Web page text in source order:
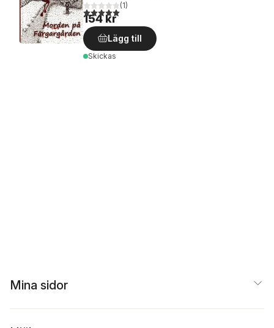
5,0utav 5 stjärnor. Totalt antal röster:
(1)
154 kr
Lägg till
Skickas
Mina sidor